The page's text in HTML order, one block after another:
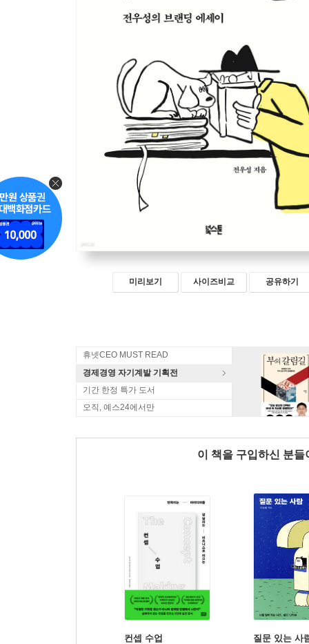
미리보기 사이즈비교 공유하기
휴넷CEO MUST READ
경제경영 자기계발 기획전
기간 한정 특가 도서
오직, 예스24에서만
이 책을 구입하신 분
컨셉 수업 질문 있는 사